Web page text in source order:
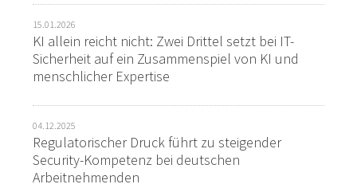
15.01.2026
KI allein reicht nicht: Zwei Drittel setzt bei IT-
Sicherheit auf ein Zusammenspiel von KI und
menschlicher Expertise
04.12.2025
Regulatorischer Druck führt zu steigender
Security-Kompetenz bei deutschen
Arbeitnehmenden